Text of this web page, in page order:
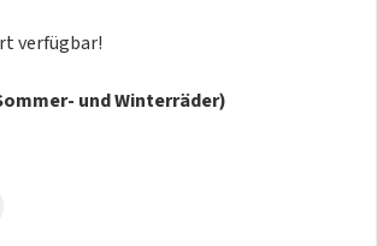
verfügbar!
und Winterräder)